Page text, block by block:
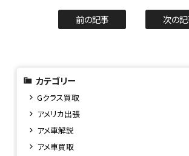
前の記事 次の
カテゴリー
Gクラス買取
アメリカ出張
アメ車解説
アメ車買取